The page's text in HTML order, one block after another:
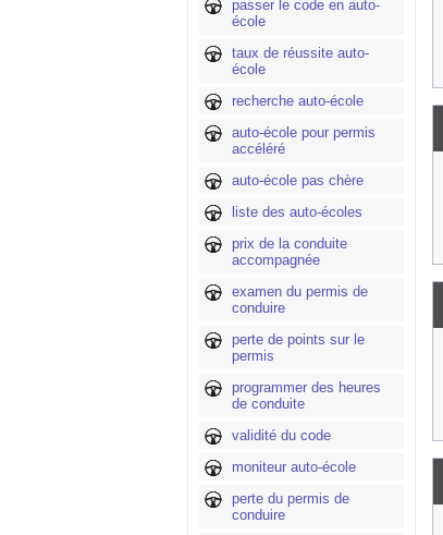
passer le code en auto-
école
taux de réussite auto-
école
recherche auto-école
auto-école pour permis
accéléré
auto-école pas chère
liste des auto-écoles
prix de la conduite
accompagnée
examen du permis de
conduire
perte de points sur le
permis
programmer des heures
de conduite
validité du code
moniteur auto-école
perte du permis de
conduire